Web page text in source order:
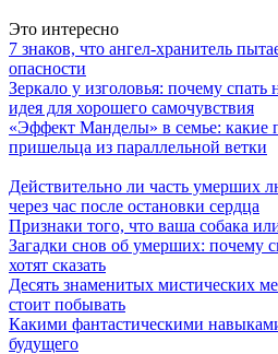
Это интересно
7 знаков, что ангел-хранитель
опасности
Зеркало у изголовья: почему
идея для хорошего самочувствия
«Эффект Манделы» в семье: какие
пришельца из параллельной ветки
Действительно ли часть умерших
через час после остановки сердца
Признаки того, что ваша собака
Загадки снов об умерших: почему
хотят сказать
Десять знаменитых мистических
стоит побывать
Какими фантастическими
будущего